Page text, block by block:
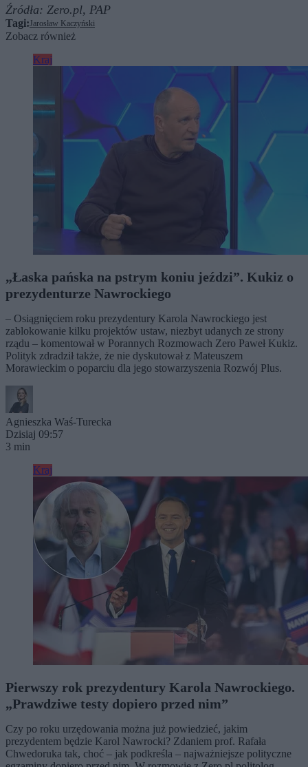
Źródła: Zero.pl, PAP
Tagi:Jarosław Kaczyński
Zobacz również
Kraj
„Łaska pańska na pstrym koniu jeździ”. Kukiz o
prezydenturze Nawrockiego
– Osiągnięciem roku prezydentury Karola Nawrockiego jest
zablokowanie kilku projektów ustaw, niezbyt udanych ze strony
rządu – komentował w Porannych Rozmowach Zero Paweł Kukiz.
Polityk zdradził także, że nie dyskutował z Mateuszem
Morawieckim o poparciu dla jego stowarzyszenia Rozwój Plus.
Agnieszka Waś-Turecka
Dzisiaj 09:57
3 min
Kraj
Pierwszy rok prezydentury Karola Nawrockiego.
„Prawdziwe testy dopiero przed nim”
Czy po roku urzędowania można już powiedzieć, jakim
prezydentem będzie Karol Nawrocki? Zdaniem prof. Rafała
Chwedoruka tak, choć – jak podkreśla – najważniejsze polityczne